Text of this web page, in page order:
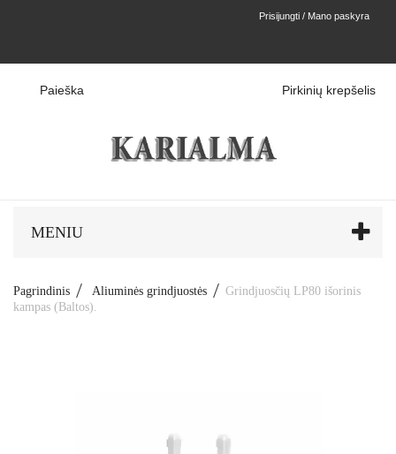
Prisijungti / Mano paskyra
Paieška Pirkinių krepšelis
MENIU
Pagrindinis Aliuminės grindjuostės
Grindjuosčių LP80 išorinis
kampas (Baltos).